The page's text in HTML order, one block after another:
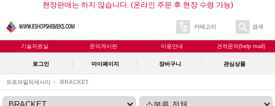
현장판매는 하지 않습니다. (온라인 주문 후 현장 수령 가능)
카테고리 검색
기술자료실 문의게시판 이용안내 견적문의(help mail)
로그인 마이페이지 장바구니 관심상품
프로파일악세사리 BRACKET